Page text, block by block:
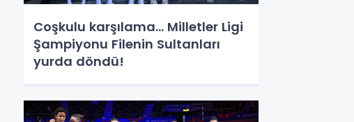
Coşkulu karşılama... Milletler Ligi
Şampiyonu Filenin Sultanları
yurda döndü!